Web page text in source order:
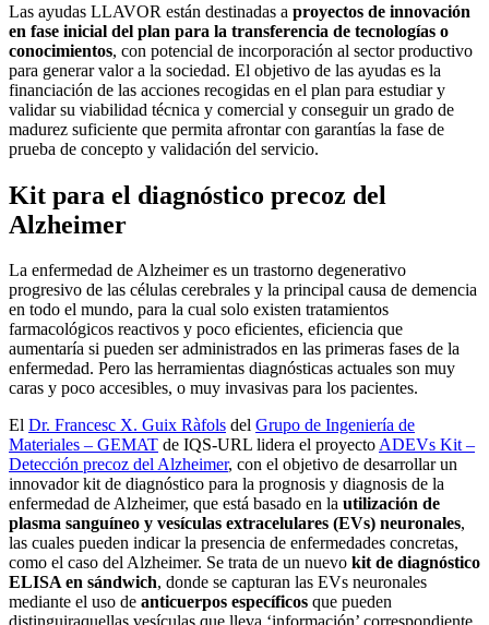
Las ayudas LLAVOR están destinadas a proyectos de innovación
en fase inicial del plan para la transferencia de tecnologías o
conocimientos, con potencial de incorporación al sector productivo
para generar valor a la sociedad. El objetivo de las ayudas es la
financiación de las acciones recogidas en el plan para estudiar y
validar su viabilidad técnica y comercial y conseguir un grado de
madurez suficiente que permita afrontar con garantías la fase de
prueba de concepto y validación del servicio.
Kit para el diagnóstico precoz del
Alzheimer
La enfermedad de Alzheimer es un trastorno degenerativo
progresivo de las células cerebrales y la principal causa de demencia
en todo el mundo, para la cual solo existen tratamientos
farmacológicos reactivos y poco eficientes, eficiencia que
aumentaría si pueden ser administrados en las primeras fases de la
enfermedad. Pero las herramientas diagnósticas actuales son muy
caras y poco accesibles, o muy invasivas para los pacientes.
El Dr. Francesc X. Guix Ràfols del Grupo de Ingeniería de
Materiales – GEMAT de IQS-URL lidera el proyectoADEVs Kit –
Detección precoz del Alzheimer, con el objetivo de desarrollar un
innovador kit de diagnóstico para la prognosis y diagnosis de la
enfermedad de Alzheimer, que está basado en la utilización de
plasma sanguíneo y vesículas extracelulares (EVs) neuronales,
las cuales pueden indicar la presencia de enfermedades concretas,
como el caso del Alzheimer. Se trata de un nuevo kit de diagnóstico
ELISA en sándwich, donde se capturan las EVs neuronales
mediante el uso de anticuerpos específicos que pueden